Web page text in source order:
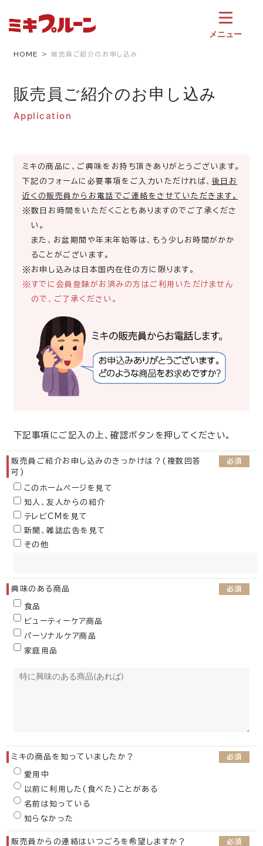
メニュー
HOME 販売員ご紹介のお申し込み
販売員ご紹介のお申し込み
Application
ミキの商品に、ご興味をお持ち頂きありがとうございます。
下記のフォームに必要事項をご入力いただければ、 後日お
近くの販売員からお電話でご連絡をさせていただきます。
数日お時間をいただくこともありますのでご了承くださ
い。
また、お盆期間や年末年始等は、もう少しお時間がかか
ることがございます。
お申し込みは日本国内在住の方に限ります。
すでに会員登録がお済みの方はご利用いただけません
ので、ご了承ください。
下記事項にご記入の上、確認ボタンを押してください。
販売員ご紹介お申し込みのきっかけは？(複数回答
可)
必須
このホームページを見て
知人、友人からの紹介
テレビCMを見て
新聞、雑誌広告を見て
その他
興味のある商品 必須
食品
ビューティーケア商品
パーソナルケア商品
家庭用品
ミキの商品を知っていましたか？ 必須
愛用中
以前に利用した(食べた)ことがある
名前は知っている
知らなかった
販売員からの連絡はいつごろを希望しますか？ 必須